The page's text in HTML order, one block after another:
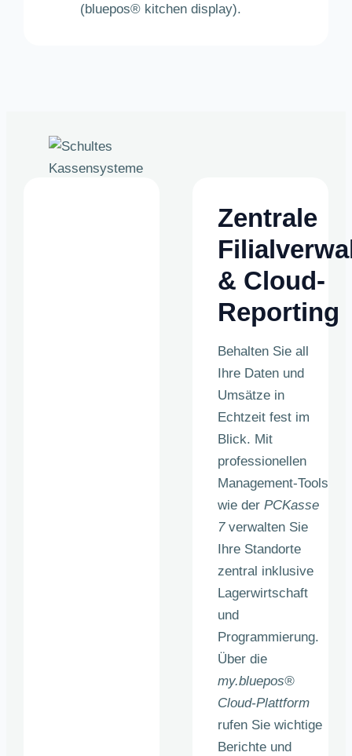
(bluepos® kitchen display).
Zentrale
& Cloud-
Reporting
Behalten Sie all
Ihre Daten und
Umsätze in
Echtzeit fest im
Blick. Mit
professionellen
Management-Tools
wie der PCKasse
7verwalten Sie
Ihre Standorte
zentral inklusive
Lagerwirtschaft
und
Programmierung.
Über die
my.bluepos®
Cloud-Plattform
rufen Sie wichtige
Berichte und